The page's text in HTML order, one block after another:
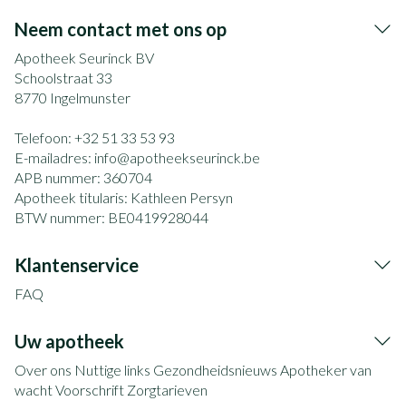
Neem contact met ons op
Apotheek Seurinck BV
Schoolstraat 33
8770 Ingelmunster
Telefoon: +32 51 33 53 93
E-mailadres: info@apotheekseurinck.be
APB nummer: 360704
Apotheek titularis: Kathleen Persyn
BTW nummer: BE0419928044
Klantenservice
FAQ
Uw apotheek
Over ons Nuttige links Gezondheidsnieuws Apotheker van
wachtVoorschrift Zorgtarieven